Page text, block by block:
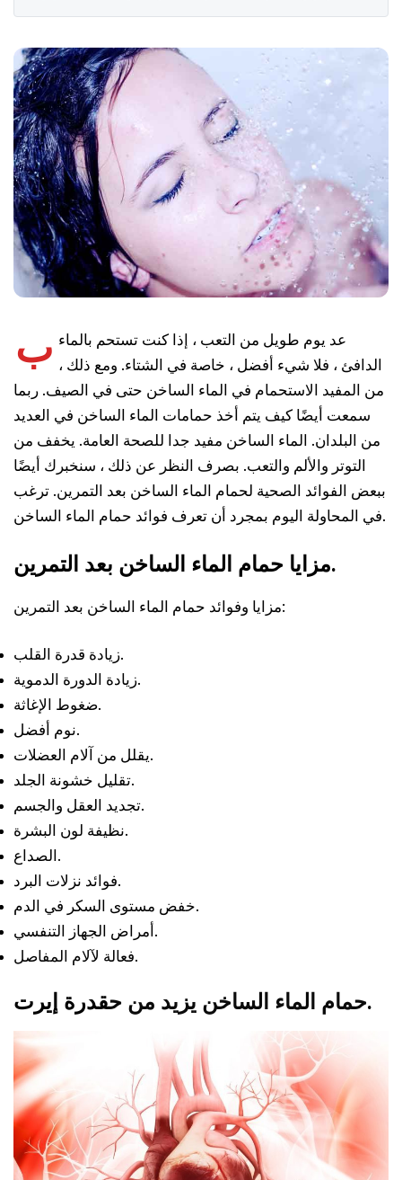
ب عد يوم طويل من التعب ، إذا كنت تستحم بالماء
الدافئ ، فلا شيء أفضل ، خاصة في الشتاء. ومع ذلك ،
من المفيد الاستحمام في الماء الساخن حتى في الصيف. ربما
سمعت أيضًا كيف يتم أخذ حمامات الماء الساخن في العديد
من البلدان. الماء الساخن مفيد جدا للصحة العامة. يخفف من
التوتر والألم والتعب. بصرف النظر عن ذلك ، سنخبرك أيضًا
ببعض الفوائد الصحية لحمام الماء الساخن بعد التمرين. ترغب
في المحاولة اليوم بمجرد أن تعرف فوائد حمام الماء الساخن.
مزايا حمام الماء الساخن بعد التمرين.
مزايا وفوائد حمام الماء الساخن بعد التمرين:
زيادة قدرة القلب.
زيادة الدورة الدموية.
ضغوط الإغاثة.
نوم أفضل.
يقلل من آلام العضلات.
تقليل خشونة الجلد.
تجديد العقل والجسم.
نظيفة لون البشرة.
الصداع.
فوائد نزلات البرد.
خفض مستوى السكر في الدم.
أمراض الجهاز التنفسي.
فعالة لآلام المفاصل.
حمام الماء الساخن يزيد من حقدرة إيرت.